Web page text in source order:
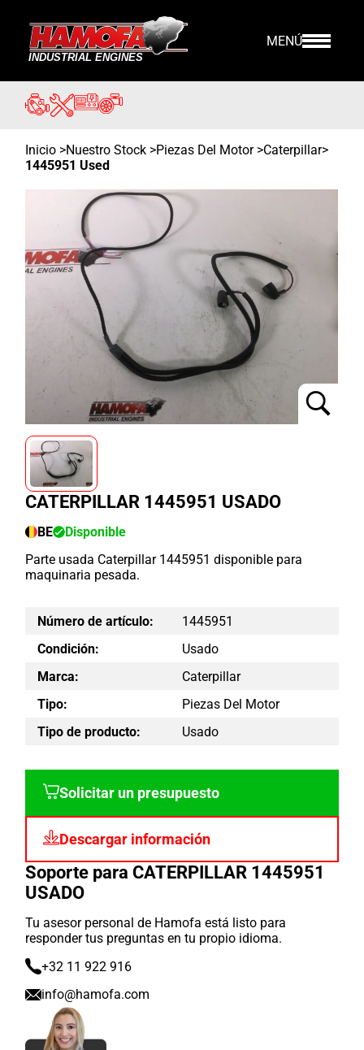
MENÚ
Inicio >Nuestro Stock >Piezas Del Motor >Caterpillar>
1445951 Used
CATERPILLAR 1445951 USADO
BE
Disponible
Parte usada Caterpillar 1445951 disponible para
maquinaria pesada.
Número de artículo:
1445951
Condición:
Usado
Marca:
Caterpillar
Tipo:
Piezas Del Motor
Tipo de producto:
Usado
Solicitar un presupuesto
Descargar información
Soporte para CATERPILLAR 1445951
USADO
Tu asesor personal de Hamofa está listo para
responder tus preguntas en tu propio idioma.
+32 11 922 916
info@hamofa.com